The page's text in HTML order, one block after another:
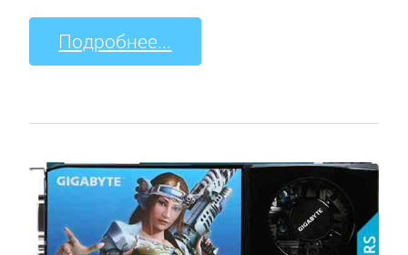
Подробнее...